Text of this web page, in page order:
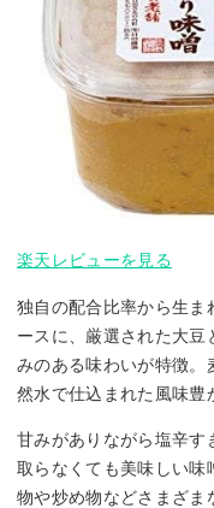
楽天レビューを見る
独自の配合比率から生ま
ースに、厳選された大豆
みのある味わいが特徴。
然水で仕込まれた風味豊
甘みがありながら塩辛す
取らなくても美味しい味
物や炒め物などさまざま